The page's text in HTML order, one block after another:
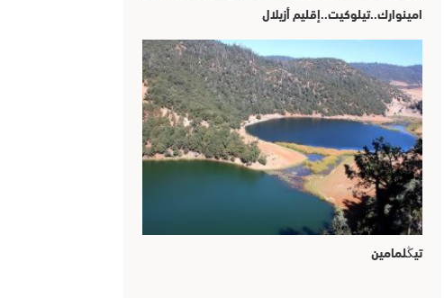
امينوارك..تيلوكيت..إقليم أزيلال
تيڭلمامين